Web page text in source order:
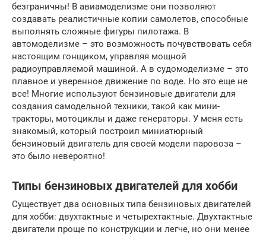
безграничны! В авиамоделизме они позволяют
создавать реалистичные копии самолетов, способные
выполнять сложные фигуры пилотажа. В
автомоделизме – это возможность почувствовать себя
настоящим гонщиком, управляя мощной
радиоуправляемой машиной. А в судомоделизме – это
плавное и уверенное движение по воде. Но это еще не
все! Многие используют бензиновые двигатели для
создания самодельной техники, такой как мини-
тракторы, мотоциклы и даже генераторы. У меня есть
знакомый, который построил миниатюрный
бензиновый двигатель для своей модели паровоза –
это было невероятно!
Типы бензиновых двигателей для хобби
Существует два основных типа бензиновых двигателей
для хобби: двухтактные и четырехтактные. Двухтактные
двигатели проще по конструкции и легче, но они менее